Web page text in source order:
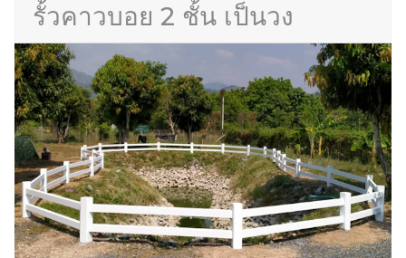
รั้วคาวบอย 2 ชั้น เป็นวง